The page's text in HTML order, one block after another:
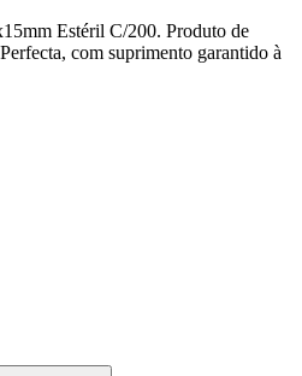
Estéril C/200. Produto de
com suprimento garantido à